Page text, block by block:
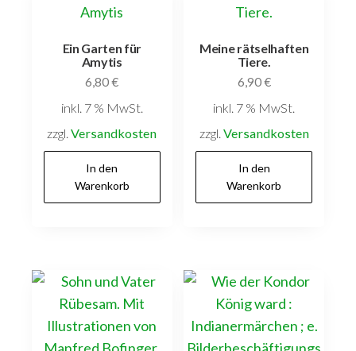
Ein Garten für
Amytis
6,80€
inkl. 7 % MwSt.
zzgl.Versandkosten
In den
Warenkorb
Meine rätselhaften
Tiere.
6,90€
inkl. 7 % MwSt.
zzgl. Versandkosten
In den
Warenkorb